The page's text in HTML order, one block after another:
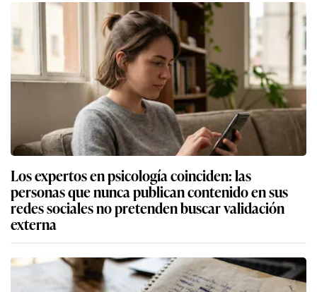
Los expertos en psicología coinciden: las
personas que nunca publican contenido en sus
redes sociales no pretenden buscar validación
externa